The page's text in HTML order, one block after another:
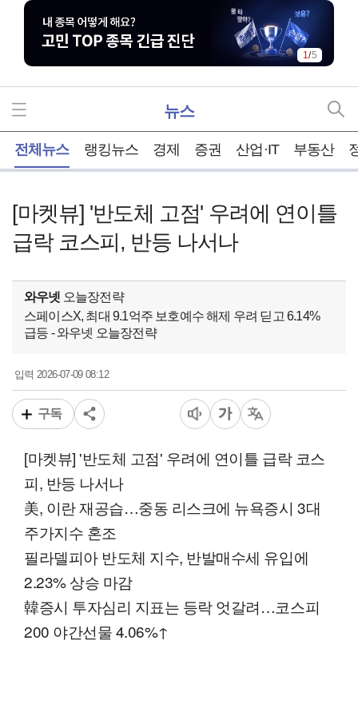
1/5
뉴스
전체뉴스 랭킹뉴스 경제 증권 산업·IT 부동산
[마켓뷰] '반도체 고점' 우려에 연이틀
급락 코스피, 반등 나서나
와우넷 오늘장전략
스페이스X, 최대 9.1억주 보호예수 해제 우려 딛고 6.14%
급등 - 와우넷 오늘장전략
입력2026-07-09 08:12
구독
[마켓뷰] '반도체 고점' 우려에 연이틀 급락 코스
피, 반등 나서나
美, 이란 재공습…중동 리스크에 뉴욕증시 3대
주가지수 혼조
필라델피아 반도체 지수, 반발매수세 유입에
2.23% 상승 마감
韓증시 투자심리 지표는 등락 엇갈려…코스피
200 야간선물 4.06%↑